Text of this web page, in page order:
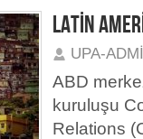
LATİN
UPA-
ABD
kuruluşu
Relations